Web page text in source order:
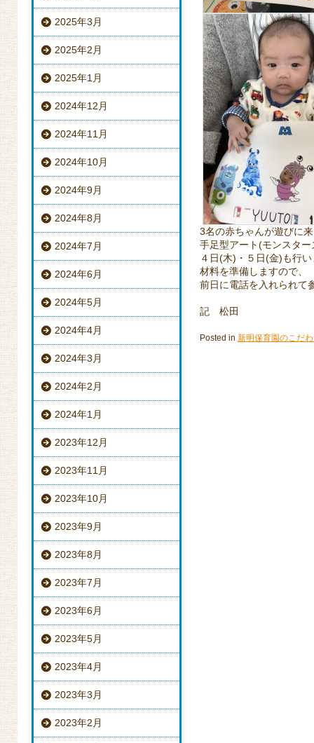
2025年3月
2025年2月
2025年1月
2024年12月
2024年11月
2024年10月
2024年9月
2024年8月
2024年7月
2024年6月
2024年5月
2024年4月
2024年3月
2024年2月
2024年1月
2023年12月
2023年11月
2023年10月
2023年9月
2023年8月
2023年7月
2023年6月
2023年5月
2023年4月
2023年3月
2023年2月
3名の赤ちゃんが遊びに
手足型アート(モンスタ
４日(木)・５日(金)も行
材料を準備しますので、
前日に電話を入れられて
記 松田
Posted in 新明保育園のこだ